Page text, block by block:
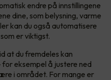
endre på innstillingene
dine, som belysning, varme
kan du også automatisere
er viktigst.
at du fremdeles kan
eksempel å justere ned
i området. For mange er